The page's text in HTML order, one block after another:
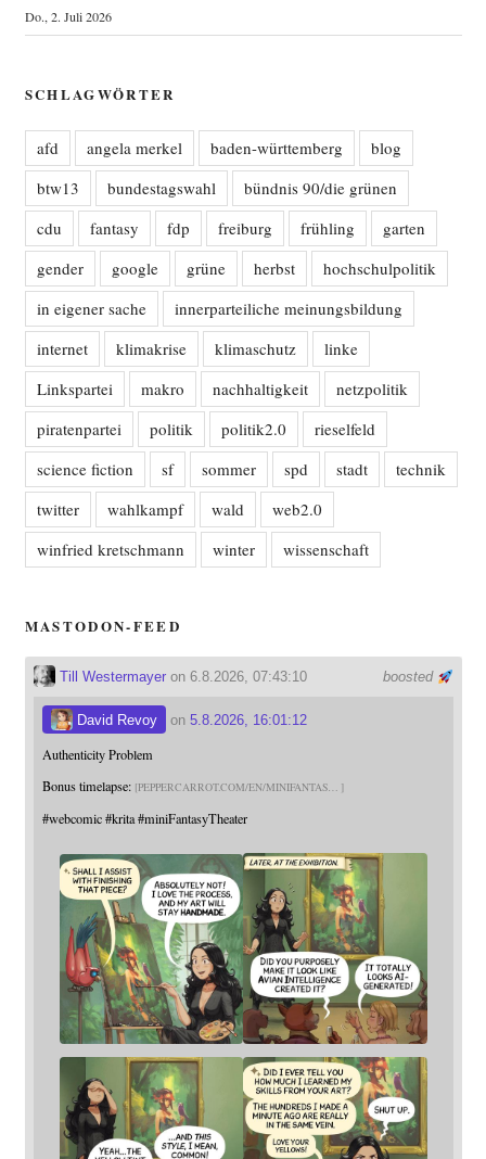
Do., 2. Juli 2026
SCHLAGWÖRTER
afd angela merkel baden-württemberg
blog
btw13
bundestagswahl
bündnis 90/die grünen
cdu
fantasy fdp freiburg frühling
garten
gender
google grüne herbst
hochschulpolitik
in eigener sache
innerparteiliche meinungsbildung
internet
klimakrise klimaschutz
linke
Linkspartei
makro nachhaltigkeit
netzpolitik
piratenpartei
politik politik2.0
rieselfeld
science fiction
sf sommer spd stadt
technik
twitter
wahlkampf wald
web2.0
winfried kretschmann
winter wissenschaft
MASTODON-FEED
boosted
Till Westermayeron 6.8.2026, 07:43:10
David Revoy on 5.8.2026, 16:01:12
Authenticity Problem
Bonus timelapse: PEPPERCARROT.COM/EN/MINIFANTAS
#webcomic #krita #miniFantasyTheater